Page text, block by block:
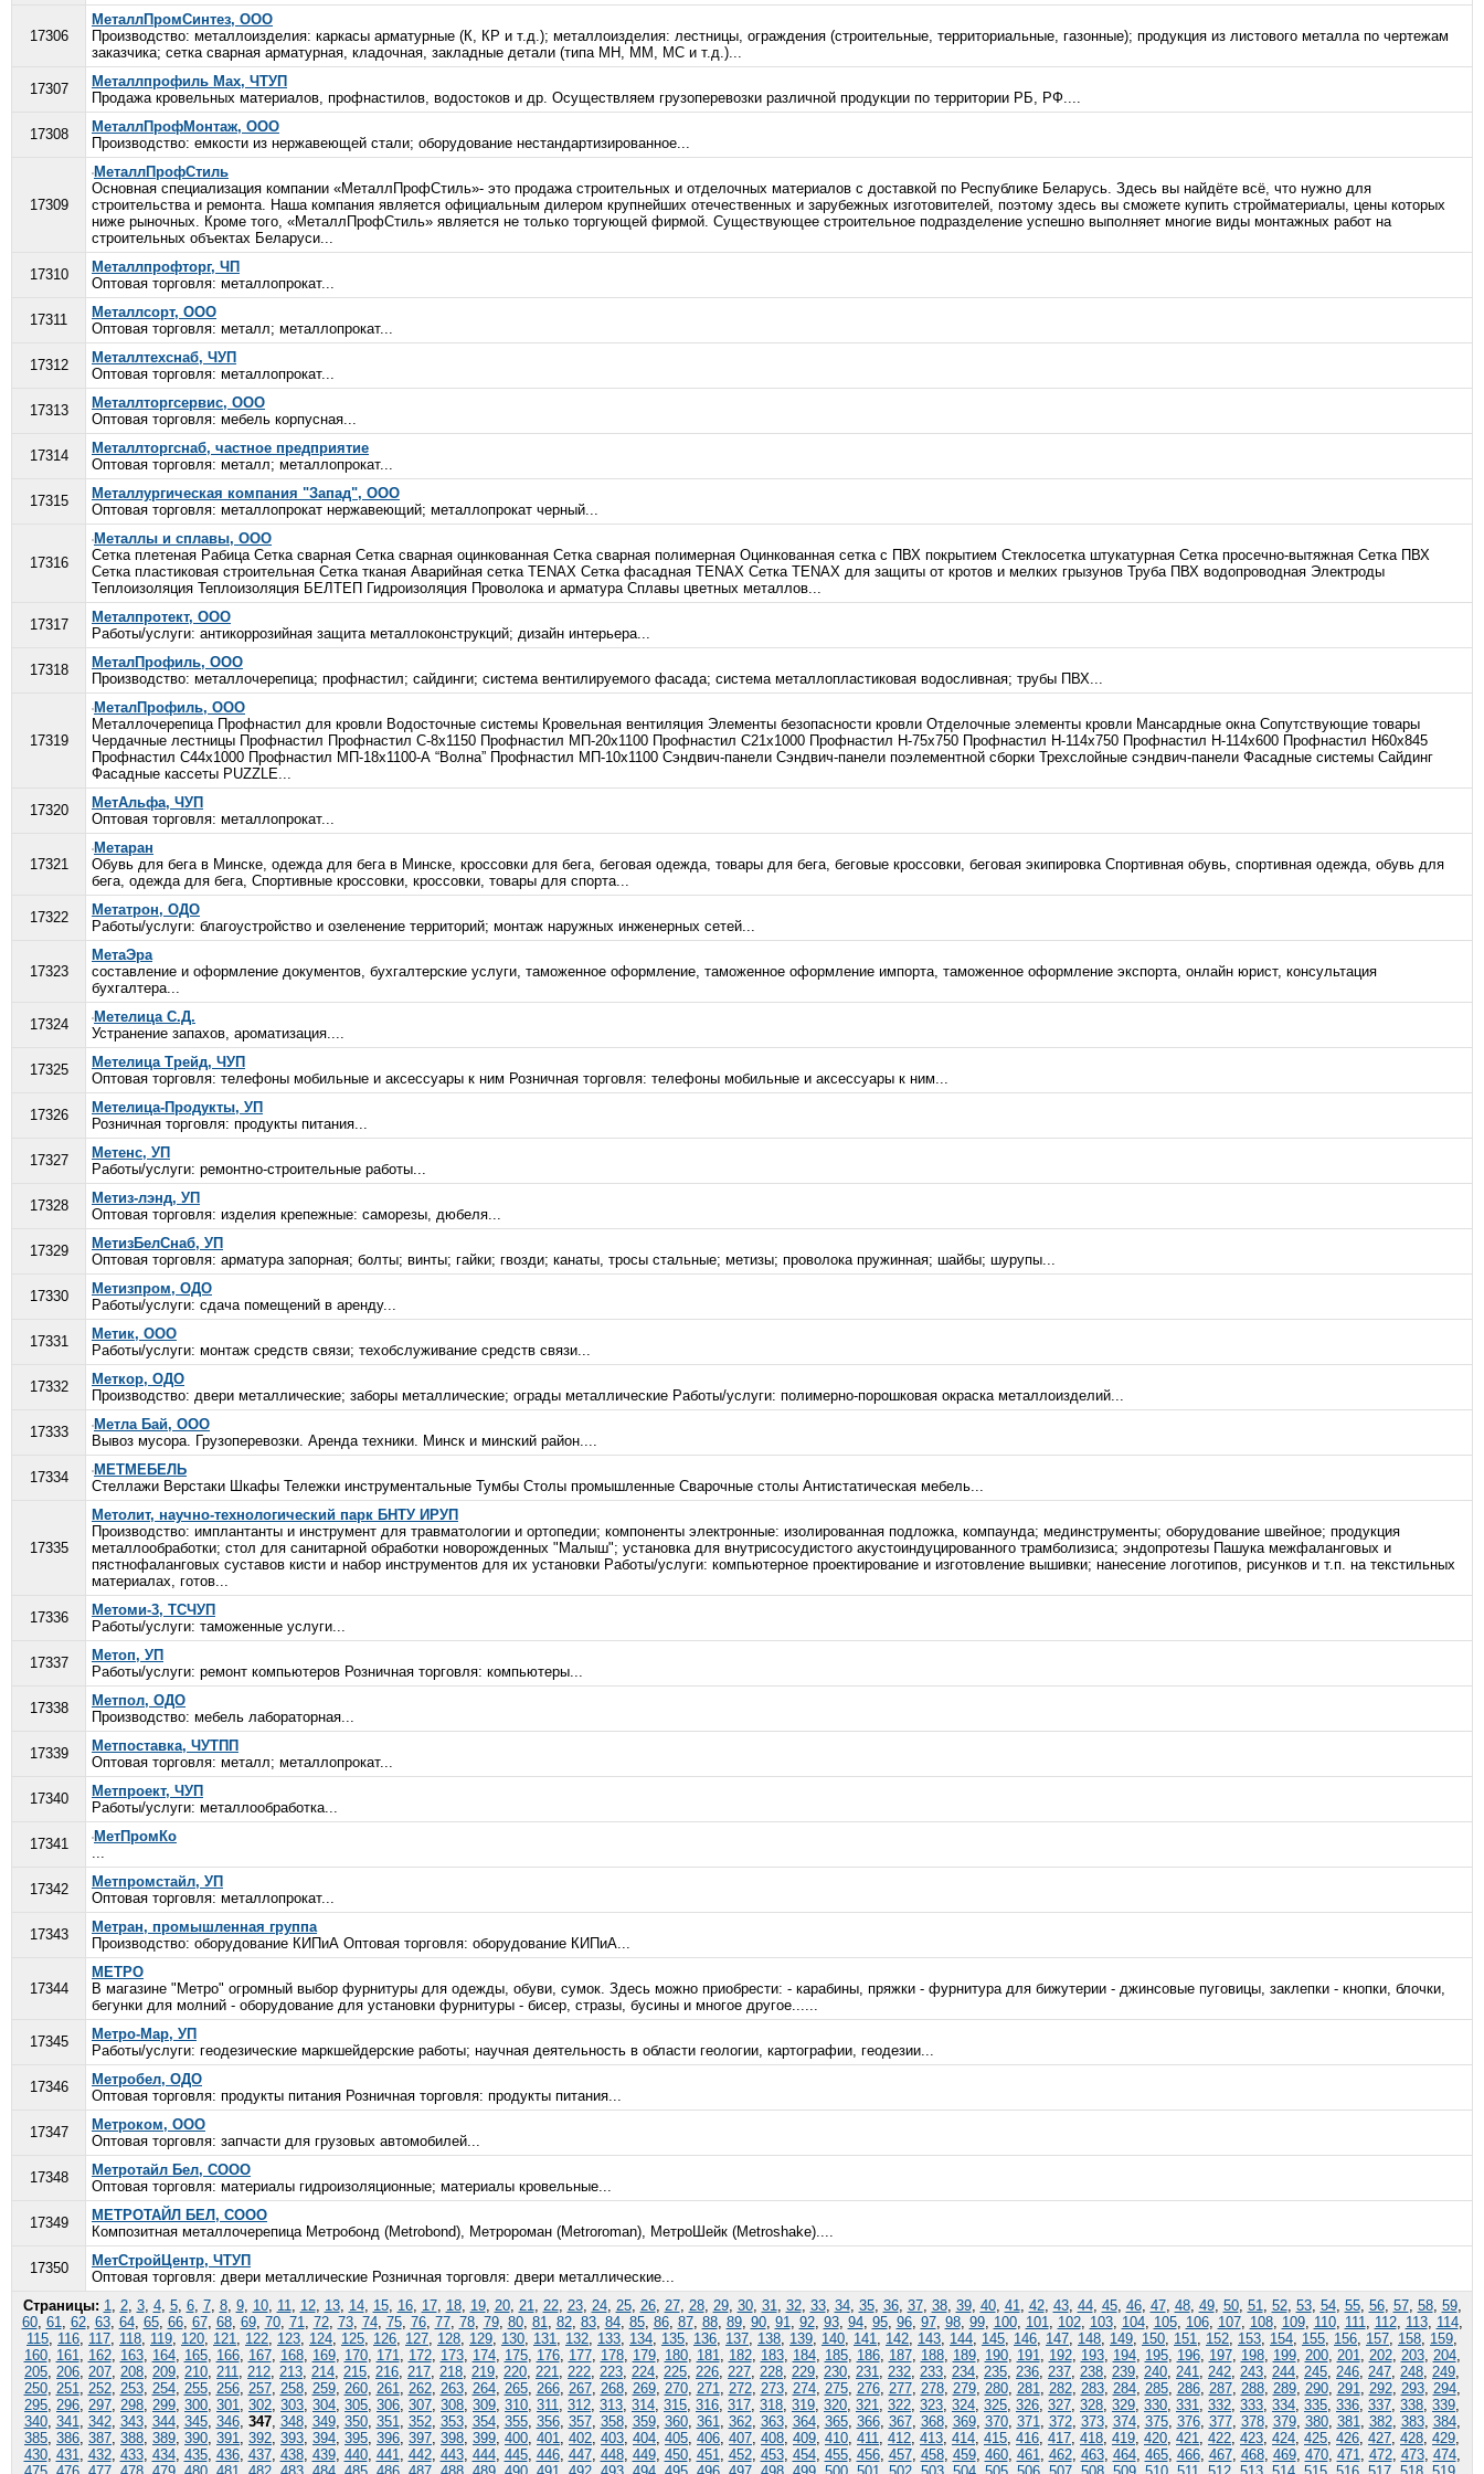
17306
МеталлПромСинтез, ООО
Производство: металлоизделия: каркасы арматурные (К, КР и т.д.); металлоизделия: лестницы, ограждения (строительные, территориальные, газонные); продукция из листового металла по чертежам
заказчика; сетка сварная арматурная, кладочная, закладные детали (типа МН, ММ, МС и т.д.)...
17307
Металлпрофиль Мах, ЧТУП
Продажа кровельных материалов, профнастилов, водостоков и др. Осуществляем грузоперевозки различной продукции по территории РБ, РФ....
17308
МеталлПрофМонтаж, ООО
Производство: емкости из нержавеющей стали; оборудование нестандартизированное...
17309
МеталлПрофСтиль
Основная специализация компании «МеталлПрофСтиль»- это продажа строительных и отделочных материалов с доставкой по Республике Беларусь. Здесь вы найдёте всё, что нужно для
строительства и ремонта. Наша компания является официальным дилером крупнейших отечественных и зарубежных изготовителей, поэтому здесь вы сможете купить стройматериалы, цены которых
ниже рыночных. Кроме того, «МеталлПрофСтиль» является не только торгующей фирмой. Существующее строительное подразделение успешно выполняет многие виды монтажных работ на
строительных объектах Беларуси...
17310
Металлпрофторг, ЧП
Оптовая торговля: металлопрокат...
17311
Металлсорт, ООО
Оптовая торговля: металл; металлопрокат...
17312
Металлтехснаб, ЧУП
Оптовая торговля: металлопрокат...
17313
Металлторгсервис, ООО
Оптовая торговля: мебель корпусная...
17314
Металлторгснаб, частное предприятие
Оптовая торговля: металл; металлопрокат...
17315
Металлургическая компания "Запад", ООО
Оптовая торговля: металлопрокат нержавеющий; металлопрокат черный...
17316
Металлы и сплавы, ООО
Сетка плетеная Рабица Сетка сварная Сетка сварная оцинкованная Сетка сварная полимерная Оцинкованная сетка с ПВХ покрытием Стеклосетка штукатурная Сетка просечно-вытяжная Сетка ПВХ
Сетка пластиковая строительная Сетка тканая Аварийная сетка TENAX Сетка фасадная TENAX Сетка TENAX для защиты от кротов и мелких грызунов Труба ПВХ водопроводная Электроды
Теплоизоляция Теплоизоляция БЕЛТЕП Гидроизоляция Проволока и арматура Сплавы цветных металлов...
17317
Металпротект, ООО
Работы/услуги: антикоррозийная защита металлоконструкций; дизайн интерьера...
17318
МеталПрофиль, ООО
Производство: металлочерепица; профнастил; сайдинги; система вентилируемого фасада; система металлопластиковая водосливная; трубы ПВХ...
17319
МеталПрофиль, ООО
Металлочерепица Профнастил для кровли Водосточные системы Кровельная вентиляция Элементы безопасности кровли Отделочные элементы кровли Мансардные окна Сопутствующие товары
Чердачные лестницы Профнастил Профнастил С-8х1150 Профнастил МП-20х1100 Профнастил С21х1000 Профнастил H-75х750 Профнастил Н-114х750 Профнастил Н-114х600 Профнастил Н60х845
Профнастил С44х1000 Профнастил МП-18х1100-А “Волна” Профнастил МП-10х1100 Сэндвич-панели Сэндвич-панели поэлементной сборки Трехслойные сэндвич-панели Фасадные системы Сайдинг
Фасадные кассеты PUZZLE...
17320
МетАльфа, ЧУП
Оптовая торговля: металлопрокат...
17321
Метаран
Обувь для бега в Минске, одежда для бега в Минске, кроссовки для бега, беговая одежда, товары для бега, беговые кроссовки, беговая экипировка Спортивная обувь, спортивная одежда, обувь для
бега, одежда для бега, Спортивные кроссовки, кроссовки, товары для спорта...
17322
Метатрон, ОДО
Работы/услуги: благоустройство и озеленение территорий; монтаж наружных инженерных сетей...
17323
МетаЭра
составление и оформление документов, бухгалтерские услуги, таможенное оформление, таможенное оформление импорта, таможенное оформление экспорта, онлайн юрист, консультация
бухгалтера...
17324
Метелица С.Д.
Устранение запахов, ароматизация....
17325
Метелица Трейд, ЧУП
Оптовая торговля: телефоны мобильные и аксессуары к ним Розничная торговля: телефоны мобильные и аксессуары к ним...
17326
Метелица-Продукты, УП
Розничная торговля: продукты питания...
17327
Метенс, УП
Работы/услуги: ремонтно-строительные работы...
17328
Метиз-лэнд, УП
Оптовая торговля: изделия крепежные: саморезы, дюбеля...
17329
МетизБелСнаб, УП
Оптовая торговля: арматура запорная; болты; винты; гайки; гвозди; канаты, тросы стальные; метизы; проволока пружинная; шайбы; шурупы...
17330
Метизпром, ОДО
Работы/услуги: сдача помещений в аренду...
17331
Метик, ООО
Работы/услуги: монтаж средств связи; техобслуживание средств связи...
17332
Меткор, ОДО
Производство: двери металлические; заборы металлические; ограды металлические Работы/услуги: полимерно-порошковая окраска металлоизделий...
17333
Метла Бай, ООО
Вывоз мусора. Грузоперевозки. Аренда техники. Минск и минский район....
17334
МЕТМЕБЕЛЬ
Стеллажи Верстаки Шкафы Тележки инструментальные Тумбы Столы промышленные Сварочные столы Антистатическая мебель...
17335
Метолит, научно-технологический парк БНТУ ИРУП
Производство: имплантанты и инструмент для травматологии и ортопедии; компоненты электронные: изолированная подложка, компаунда; мединструменты; оборудование швейное; продукция
металлообработки; стол для санитарной обработки новорожденных "Малыш"; установка для внутрисосудистого акустоиндуцированного трамболизиса; эндопротезы Пашука межфаланговых и
пястнофаланговых суставов кисти и набор инструментов для их установки Работы/услуги: компьютерное проектирование и изготовление вышивки; нанесение логотипов, рисунков и т.п. на текстильных
материалах, готов...
17336
Метоми-3, ТСЧУП
Работы/услуги: таможенные услуги...
17337
Метоп, УП
Работы/услуги: ремонт компьютеров Розничная торговля: компьютеры...
17338
Метпол, ОДО
Производство: мебель лабораторная...
17339
Метпоставка, ЧУТПП
Оптовая торговля: металл; металлопрокат...
17340
Метпроект, ЧУП
Работы/услуги: металлообработка...
17341
МетПромКо
...
17342
Метпромстайл, УП
Оптовая торговля: металлопрокат...
17343
Метран, промышленная группа
Производство: оборудование КИПиА Оптовая торговля: оборудование КИПиА...
17344
МЕТРО
В магазине "Метро" огромный выбор фурнитуры для одежды, обуви, сумок. Здесь можно приобрести: - карабины, пряжки - фурнитура для бижутерии - джинсовые пуговицы, заклепки - кнопки, блочки,
бегунки для молний - оборудование для установки фурнитуры - бисер, стразы, бусины и многое другое......
17345
Метро-Мар, УП
Работы/услуги: геодезические маркшейдерские работы; научная деятельность в области геологии, картографии, геодезии...
17346
Метробел, ОДО
Оптовая торговля: продукты питания Розничная торговля: продукты питания...
17347
Метроком, ООО
Оптовая торговля: запчасти для грузовых автомобилей...
17348
Метротайл Бел, СООО
Оптовая торговля: материалы гидроизоляционные; материалы кровельные...
17349
МЕТРОТАЙЛ БЕЛ, СООО
Композитная металлочерепица Метробонд (Metrobond), Метророман (Metroroman), МетроШейк (Metroshake)....
17350
МетСтройЦентр, ЧТУП
Оптовая торговля: двери металлические Розничная торговля: двери металлические...
Страницы: 1, 2, 3, 4, 5, 6, 7, 8, 9, 10, 11, 12, 13, 14, 15, 16, 17, 18, 19, 20, 21, 22, 23, 24, 25, 26, 27, 28, 29, 30, 31, 32, 33, 34, 35, 36, 37, 38, 39, 40, 41, 42, 43, 44, 45, 46, 47, 48, 49, 50, 51, 52, 53, 54, 55, 56, 57, 58, 59,
60, 61, 62, 63, 64, 65, 66, 67, 68, 69, 70, 71, 72, 73, 74, 75, 76, 77, 78, 79, 80, 81, 82, 83, 84, 85, 86, 87, 88, 89, 90, 91, 92, 93, 94, 95, 96, 97, 98, 99, 100, 101, 102, 103, 104, 105, 106, 107, 108, 109, 110, 111, 112, 113, 114,
115, 116, 117, 118, 119, 120, 121, 122, 123, 124, 125, 126, 127, 128, 129, 130, 131, 132, 133, 134, 135, 136, 137, 138, 139, 140, 141, 142, 143, 144, 145, 146, 147, 148, 149, 150, 151, 152, 153, 154, 155, 156, 157, 158, 159,
160, 161, 162, 163, 164, 165, 166, 167, 168, 169, 170, 171, 172, 173, 174, 175, 176, 177, 178, 179, 180, 181, 182, 183, 184, 185, 186, 187, 188, 189, 190, 191, 192, 193, 194, 195, 196, 197, 198, 199, 200, 201, 202, 203, 204,
205, 206, 207, 208, 209, 210, 211, 212, 213, 214, 215, 216, 217, 218, 219, 220, 221, 222, 223, 224, 225, 226, 227, 228, 229, 230, 231, 232, 233, 234, 235, 236, 237, 238, 239, 240, 241, 242, 243, 244, 245, 246, 247, 248, 249,
250, 251, 252, 253, 254, 255, 256, 257, 258, 259, 260, 261, 262, 263, 264, 265, 266, 267, 268, 269, 270, 271, 272, 273, 274, 275, 276, 277, 278, 279, 280, 281, 282, 283, 284, 285, 286, 287, 288, 289, 290, 291, 292, 293, 294,
295, 296, 297, 298, 299, 300, 301, 302, 303, 304, 305, 306, 307, 308, 309, 310, 311, 312, 313, 314, 315, 316, 317, 318, 319, 320, 321, 322, 323, 324, 325, 326, 327, 328, 329, 330, 331, 332, 333, 334, 335, 336, 337, 338, 339,
340, 341, 342, 343, 344, 345, 346, 347, 348, 349, 350, 351, 352, 353, 354, 355, 356, 357, 358, 359, 360, 361, 362, 363, 364, 365, 366, 367, 368, 369, 370, 371, 372, 373, 374, 375, 376, 377, 378, 379, 380, 381, 382, 383, 384,
385, 386, 387, 388, 389, 390, 391, 392, 393, 394, 395, 396, 397, 398, 399, 400, 401, 402, 403, 404, 405, 406, 407, 408, 409, 410, 411, 412, 413, 414, 415, 416, 417, 418, 419, 420, 421, 422, 423, 424, 425, 426, 427, 428, 429,
430, 431, 432, 433, 434, 435, 436, 437, 438, 439, 440, 441, 442, 443, 444, 445, 446, 447, 448, 449, 450, 451, 452, 453, 454, 455, 456, 457, 458, 459, 460, 461, 462, 463, 464, 465, 466, 467, 468, 469, 470, 471, 472, 473, 474,